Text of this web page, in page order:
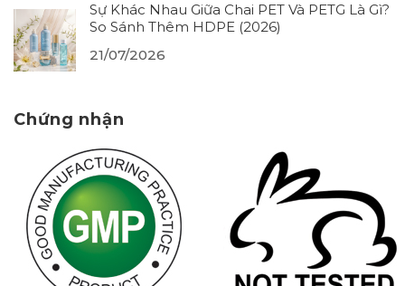
Sự Khác Nhau Giữa Chai PET Và PETG Là Gì?
So Sánh Thêm HDPE (2026)
21/07/2026
Chứng nhận